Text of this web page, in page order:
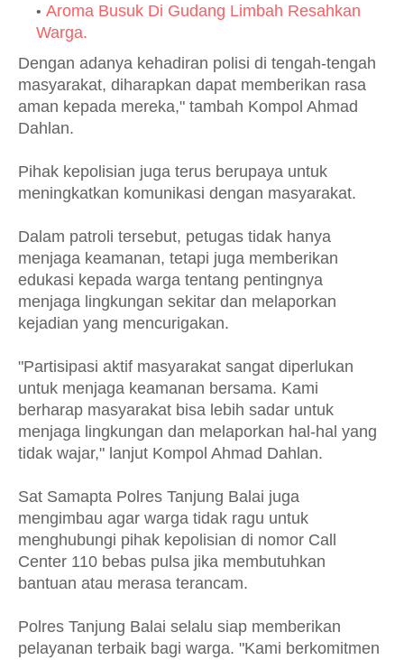
Aroma Busuk Di Gudang Limbah Resahkan
Warga.
Dengan adanya kehadiran polisi di tengah-tengah
masyarakat, diharapkan dapat memberikan rasa
aman kepada mereka," tambah Kompol Ahmad
Dahlan.
Pihak kepolisian juga terus berupaya untuk
meningkatkan komunikasi dengan masyarakat.
Dalam patroli tersebut, petugas tidak hanya
menjaga keamanan, tetapi juga memberikan
edukasi kepada warga tentang pentingnya
menjaga lingkungan sekitar dan melaporkan
kejadian yang mencurigakan.
"Partisipasi aktif masyarakat sangat diperlukan
untuk menjaga keamanan bersama. Kami
berharap masyarakat bisa lebih sadar untuk
menjaga lingkungan dan melaporkan hal-hal yang
tidak wajar," lanjut Kompol Ahmad Dahlan.
Sat Samapta Polres Tanjung Balai juga
mengimbau agar warga tidak ragu untuk
menghubungi pihak kepolisian di nomor Call
Center 110 bebas pulsa jika membutuhkan
bantuan atau merasa terancam.
Polres Tanjung Balai selalu siap memberikan
pelayanan terbaik bagi warga. "Kami berkomitmen